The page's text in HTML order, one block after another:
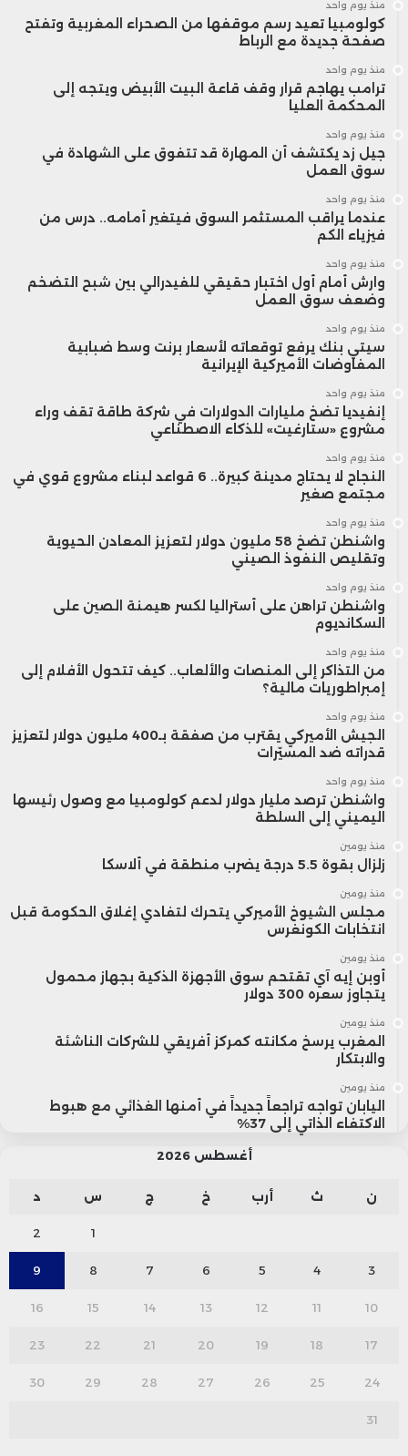
منذ يوم واحد
كولومبيا تعيد رسم موقفها من الصحراء المغربية وتفتح
صفحة جديدة مع الرباط
منذ يوم واحد
ترامب يهاجم قرار وقف قاعة البيت الأبيض ويتجه إلى
المحكمة العليا
منذ يوم واحد
جيل زد يكتشف أن المهارة قد تتفوق على الشهادة في
سوق العمل
منذ يوم واحد
عندما يراقب المستثمر السوق فيتغير أمامه.. درس من
فيزياء الكم
منذ يوم واحد
وارش أمام أول اختبار حقيقي للفيدرالي بين شبح التضخم
وضعف سوق العمل
منذ يوم واحد
سيتي بنك يرفع توقعاته لأسعار برنت وسط ضبابية
المفاوضات الأميركية الإيرانية
منذ يوم واحد
إنفيديا تضخ مليارات الدولارات في شركة طاقة تقف وراء
مشروع «ستارغيت» للذكاء الاصطناعي
منذ يوم واحد
النجاح لا يحتاج مدينة كبيرة.. 6 قواعد لبناء مشروع قوي في
مجتمع صغير
منذ يوم واحد
واشنطن تضخ 58 مليون دولار لتعزيز المعادن الحيوية
وتقليص النفوذ الصيني
منذ يوم واحد
واشنطن تراهن على أستراليا لكسر هيمنة الصين على
السكانديوم
منذ يوم واحد
من التذاكر إلى المنصات والألعاب.. كيف تتحول الأفلام إلى
إمبراطوريات مالية؟
منذ يوم واحد
الجيش الأميركي يقترب من صفقة بـ400 مليون دولار لتعزيز
قدراته ضد المسيّرات
منذ يوم واحد
واشنطن ترصد مليار دولار لدعم كولومبيا مع وصول رئيسها
اليميني إلى السلطة
منذ يومين
زلزال بقوة 5.5 درجة يضرب منطقة في ألاسكا
منذ يومين
مجلس الشيوخ الأميركي يتحرك لتفادي إغلاق الحكومة قبل
انتخابات الكونغرس
منذ يومين
أوبن إيه آي تقتحم سوق الأجهزة الذكية بجهاز محمول
يتجاوز سعره 300 دولار
منذ يومين
المغرب يرسخ مكانته كمركز أفريقي للشركات الناشئة
والابتكار
منذ يومين
اليابان تواجه تراجعاً جديداً في أمنها الغذائي مع هبوط
الاكتفاء الذاتي إلى 37%
أغسطس 2026
ن ث أرب خ ج س د
1
2
3
4
5
6
7
8
9
10
11
12
13
14
15
16
17
18
19
20
21
22
23
24
25
26
27
28
29
30
31